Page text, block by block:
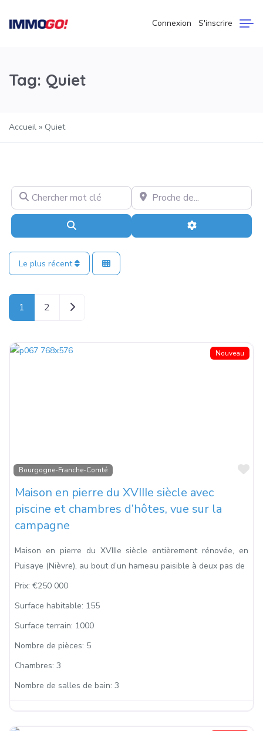
Connexion S'inscrire
Tag: Quiet
Accueil » Quiet
Chercher mot clé Proche de…
Recherche Advanced
Le plus récent
1 2 Older posts
Nouveau
Bourgogne-Franche-Comté
Maison en pierre du XVIIIe siècle avec
piscine et chambres d’hôtes, vue sur la
campagne
Maison en pierre du XVIIIe siècle entièrement rénovée, en
Puisaye (Nièvre), au bout d’un hameau paisible à deux pas de
Prix: €250 000
Surface habitable: 155
Surface terrain: 1000
Nombre de pièces: 5
Chambres: 3
Nombre de salles de bain: 3